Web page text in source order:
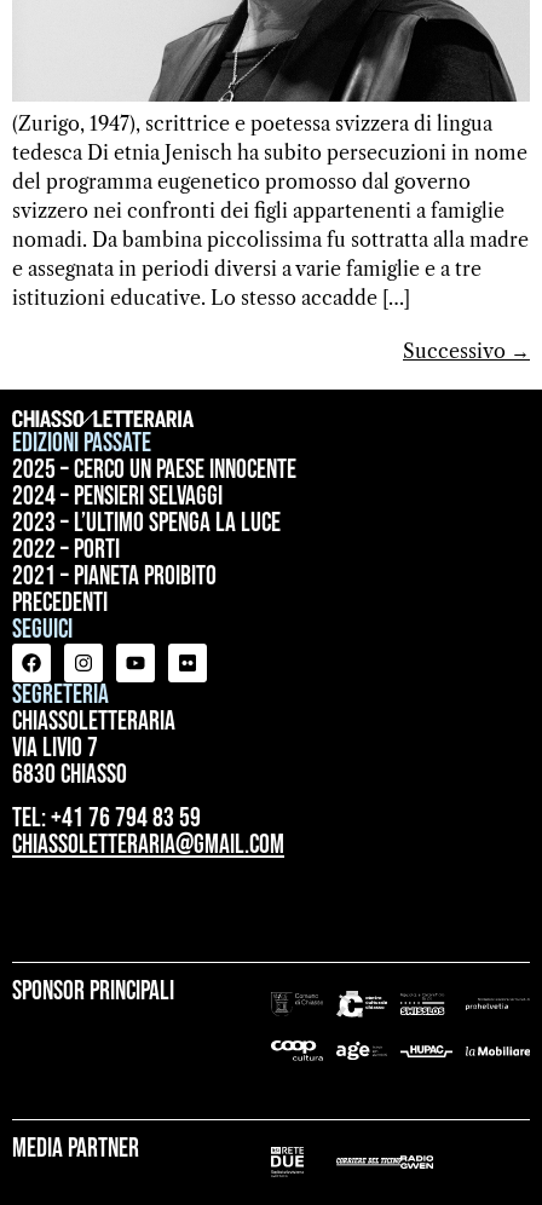
(Zurigo, 1947), scrittrice e poetessa svizzera di lingua
tedesca Di etnia Jenisch ha subito persecuzioni in nome
del programma eugenetico promosso dal governo
svizzero nei confronti dei figli appartenenti a famiglie
nomadi. Da bambina piccolissima fu sottratta alla madre
e assegnata in periodi diversi a varie famiglie e a tre
istituzioni educative. Lo stesso accadde […]
Successivo →
Edizioni passate
2025 – Cerco un paese innocente
2024 – Pensieri selvaggi
2023 – L’ultimo spenga la luce
2022 – Porti
2021 – Pianeta proibito
precedenti
Seguici
Segreteria
ChiassoLetteraria
Via Livio 7
6830 Chiasso
tel: +41 76 794 83 59
chiassoletteraria@gmail.com
Sponsor principali
Media partner